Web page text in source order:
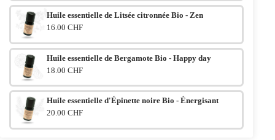
Huile essentielle de Litsée citronnée Bio - Zen
16.00 CHF
Huile essentielle de Bergamote Bio - Happy day
18.00 CHF
Huile essentielle d'Épinette noire Bio - Énergisant
20.00 CHF